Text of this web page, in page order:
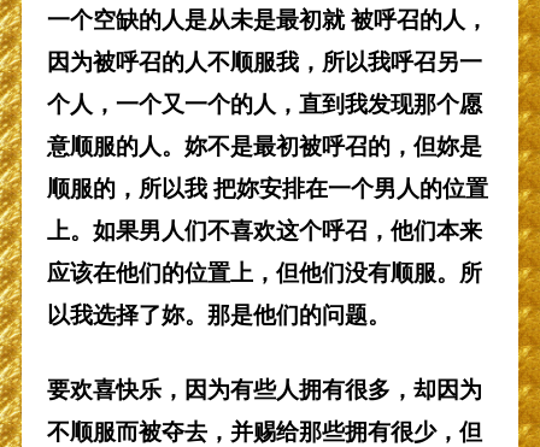
一个空缺的人是从未是最初就 被呼召的人，
因为被呼召的人不顺服我，所以我呼召另一
个人，一个又一个的人，直到我发现那个愿
意顺服的人。妳不是最初被呼召的，但妳是
顺服的，所以我 把妳安排在一个男人的位置
上。如果男人们不喜欢这个呼召，他们本来
应该在他们的位置上，但他们没有顺服。所
以我选择了妳。那是他们的问题。
要欢喜快乐，因为有些人拥有很多，却因为
不顺服而被夺去，并赐给那些拥有很少，但